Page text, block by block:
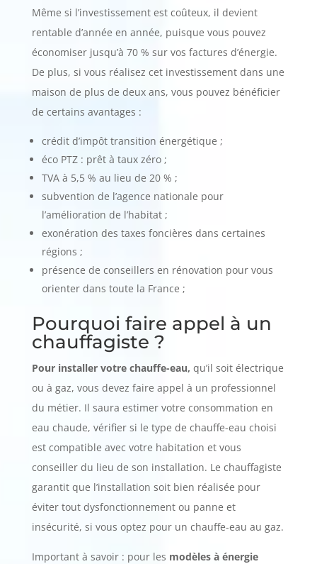
Même si l’investissement est coûteux, il devient
rentable d’année en année, puisque vous pouvez
économiser jusqu’à 70 % sur vos factures d’énergie.
De plus, si vous réalisez cet investissement dans une
maison de plus de deux ans, vous pouvez bénéficier
de certains avantages :
crédit d’impôt transition énergétique ;
éco PTZ : prêt à taux zéro ;
TVA à 5,5 % au lieu de 20 % ;
subvention de l’agence nationale pour
l’amélioration de l’habitat ;
exonération des taxes foncières dans certaines
régions ;
présence de conseillers en rénovation pour vous
orienter dans toute la France ;
Pourquoi faire appel à un
chauffagiste ?
Pour installer votre chauffe-eau, qu’il soit électrique
ou à gaz, vous devez faire appel à un professionnel
du métier. Il saura estimer votre consommation en
eau chaude, vérifier si le type de chauffe-eau choisi
est compatible avec votre habitation et vous
conseiller du lieu de son installation. Le chauffagiste
garantit que l’installation soit bien réalisée pour
éviter tout dysfonctionnement ou panne et
insécurité, si vous optez pour un chauffe-eau au gaz.
Important à savoir : pour les modèles à énergie